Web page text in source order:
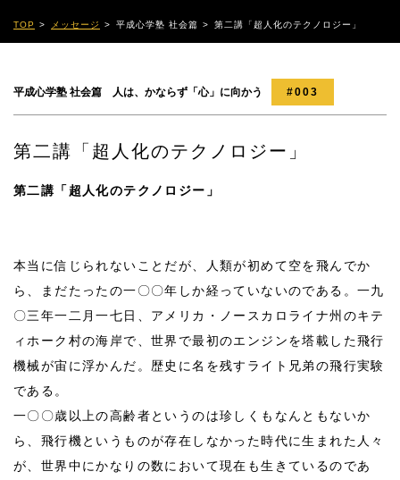
TOP メッセージ 平成心学塾 社会篇 第二講「超人化のテクノロジー」
平成心学塾 社会篇 人は、かならず「心」に向かう #003
第二講「超人化のテクノロジー」
第二講「超人化のテクノロジー」
本当に信じられないことだが、人類が初めて空を飛んでか
ら、まだたったの一〇〇年しか経っていないのである。一九
〇三年一二月一七日、アメリカ・ノースカロライナ州のキテ
ィホーク村の海岸で、世界で最初のエンジンを塔載した飛行
機械が宙に浮かんだ。歴史に名を残すライト兄弟の飛行実験
である。
一〇〇歳以上の高齢者というのは珍しくもなんともないか
ら、飛行機というものが存在しなかった時代に生まれた人々
が、世界中にかなりの数において現在も生きているのであ